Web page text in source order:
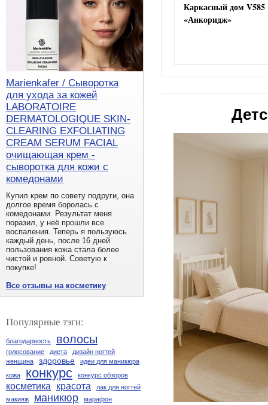
Каркасный дом V585
«Анкоридж»
Marienkafer / Сыворотка
для ухода за кожей
LABORATOIRE
DERMATOLOGIQUE SKIN-
CLEARING EXFOLIATING
CREAM SERUM FACIAL
очищающая крем -
сыворотка для кожи с
комедонами
Купил крем по совету подруги, она
долгое время боролась с
комедонами. Результат меня
поразил, у неё прошли все
воспаления. Теперь я пользуюсь
каждый день, после 16 дней
пользования кожа стала более
чистой и ровной. Советую к
покупке!
Все отзывы на косметику
Популярные тэги:
благодарность волосы
голосование диета
дизайн ногтей
женщина
здоровье
идеи для маникюра
кожа
конкурс конкурс обзоров
косметика красота
лак для ногтей
макияж
маникюр марафон